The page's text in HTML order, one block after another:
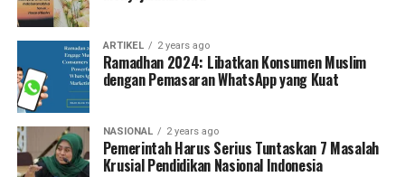
ARTIKEL 2 years ago
Ramadhan 2024: Libatkan Konsumen Muslim
dengan Pemasaran WhatsApp yang Kuat
NASIONAL 2 years ago
Pemerintah Harus Serius Tuntaskan 7 Masalah
Krusial Pendidikan Nasional Indonesia